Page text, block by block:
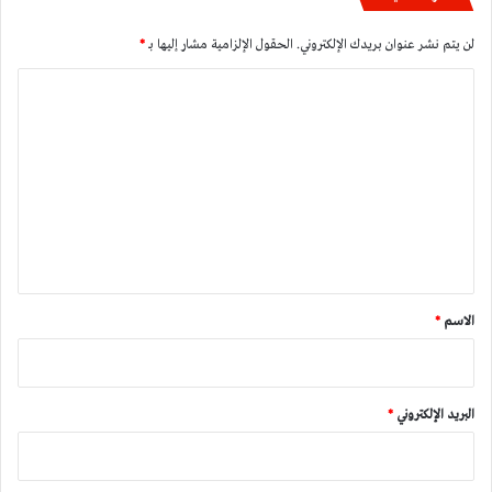
لن يتم نشر عنوان بريدك الإلكتروني. الحقول الإلزامية مشار إليها بـ*
*
الاسم *
البريد الإلكتروني *